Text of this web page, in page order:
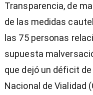
Transparencia, de
de las medidas
las 75 personas
supuesta
que dejó un déficit
Nacional de Vialidad